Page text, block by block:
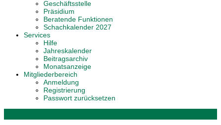
Geschäftsstelle
Präsidium
Beratende Funktionen
Schachkalender 2027
Services
Hilfe
Jahreskalender
Beitragsarchiv
Monatsanzeige
Mitgliederbereich
Anmeldung
Registrierung
Passwort zurücksetzen